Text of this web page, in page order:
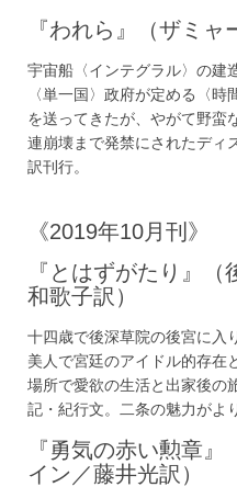
『われら』（ザミャ
宇宙船〈インテグラル〉の建
〈単一国〉政府が定める〈
を送ってきたが、やがて野蛮
連崩壊まで発禁にされたディ
訳刊行。
《2019年10月刊》
『とはずがたり』
和歌子訳）
十四歳で後深草院の後宮に入
美人で宮廷のアイドル的存在
場所で愛欲の生活と出家後の
記・紀行文。二条の魅力がよ
『勇気の赤い勲章
イン／藤井光訳）